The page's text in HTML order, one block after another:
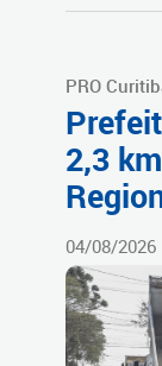
PRO
2,3
04/08/2026